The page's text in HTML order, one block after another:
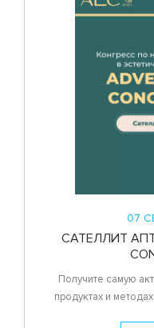
07
САТЕЛЛИТ
Получите самую
продуктах и